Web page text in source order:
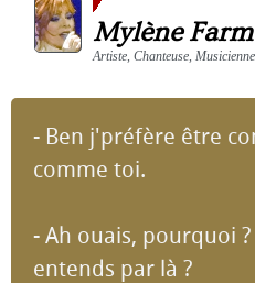
Mylène
Artiste, Chanteuse,
- Ben j'préfère être
comme toi.
- Ah ouais, pourquoi
entends par là ?